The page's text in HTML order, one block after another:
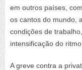
em outros países,
os cantos do mundo,
condições de
intensificação do
A greve contra a